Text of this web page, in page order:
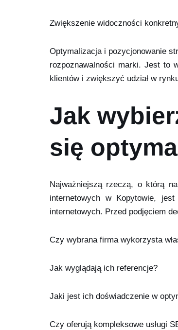
Zwiększenie widoczności
Optymalizacja i pozycjonowanie
rozpoznawalności marki. Jest to
klientów i zwiększyć udział w
Jak
się
Najważniejszą rzeczą, o którą
internetowych w Kopytowie,
internetowych. Przed podjęciem
Czy wybrana firma wykorzysta
Jak wyglądają ich referencje?
Jaki jest ich doświadczenie w
Czy oferują kompleksowe usługi